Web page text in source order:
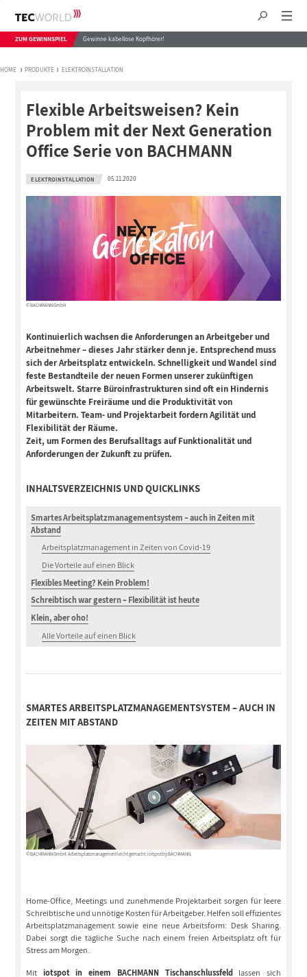
ZUM GEWINNSPIEL Gewinne kabellose Kopfhörer!
HOME PRODUKTE ELEKTROINSTALLATION
Flexible Arbeitsweisen? Kein
Problem mit der Next Generation
Office Serie von BACHMANN
ELEKTROINSTALLATION 05.11.2020
© BACHMANN GmbH
Kontinuierlich wachsen die Anforderungen an Arbeitgeber und
Arbeitnehmer – dieses Jahr stärker denn je. Entsprechend muss
sich der Arbeitsplatz entwickeln. Schnelligkeit und Wandel sind
feste Bestandteile der neuen Formen unserer zukünftigen
Arbeitswelt. Starre Büroinfrastrukturen sind oft ein Hindernis
für gewünschte Freiräume und die Produktivität von
Mitarbeitern. Team- und Projektarbeit fordern Agilität und
Flexibilität der Räume.
Zeit, um Formen des Berufsalltags auf Funktionalität und
Anforderungen der Zukunft zu prüfen.
INHALTSVERZEICHNIS UND QUICKLINKS
Smartes Arbeitsplatzmanagementsystem – auch in Zeiten mit
Abstand
Arbeitsplatzmanagement in Zeiten von Covid-19
Die Vorteile auf einen Blick
Flexibles Meeting? Kein Problem!
Schreibtisch war gestern – Flexibilität ist heute
Klein, aber oho!
Alle Vorteile auf einen Blick
SMARTES ARBEITSPLATZMANAGEMENTSYSTEM – AUCH IN
ZEITEN MIT ABSTAND
© BACHMANN GmbH: Arbeitsplatzmanagement leicht gemacht: iotspot by BACHMANN.
Home-Office, Meetings und zunehmende Projektarbeit sorgen für leere
Schreibtische und unnötige Kosten für Arbeitgeber. Helfen soll effizientes
Arbeitsplatzmanagement sowie eine neue Arbeitsform: Desk Sharing.
Dabei sorgt die tägliche Suche nach einem freien Arbeitsplatz oft für
Stress am Morgen.
Mit iotspot in einem BACHMANN Tischanschlussfeldlassen sich